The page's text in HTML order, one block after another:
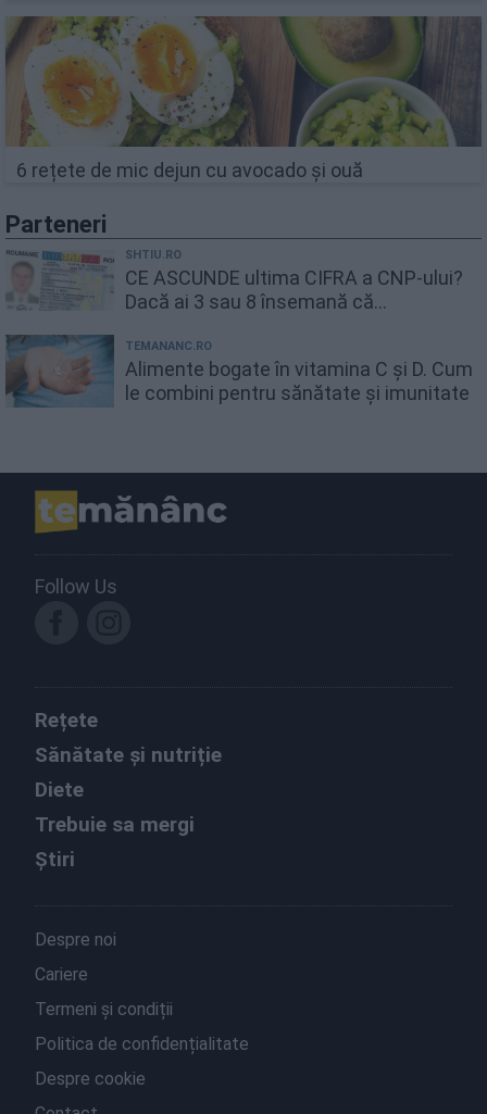
6 rețete de mic dejun cu avocado și ouă
Parteneri
SHTIU.RO
CE ASCUNDE ultima CIFRA a CNP-ului?
Dacă ai 3 sau 8 însemană că...
TEMANANC.RO
Alimente bogate în vitamina C și D. Cum
le combini pentru sănătate și imunitate
Follow Us
Rețete
Sănătate și nutriție
Diete
Trebuie sa mergi
Știri
Despre noi
Cariere
Termeni și condiții
Politica de confidențialitate
Despre cookie